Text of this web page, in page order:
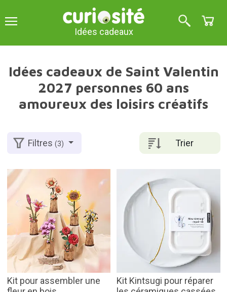
Idées cadeaux
Idées cadeaux de Saint Valentin
2027 personnes 60 ans
amoureux des loisirs créatifs
Trier
Filtres(3)
Kit pour assembler une
Kit Kintsugi pour réparer